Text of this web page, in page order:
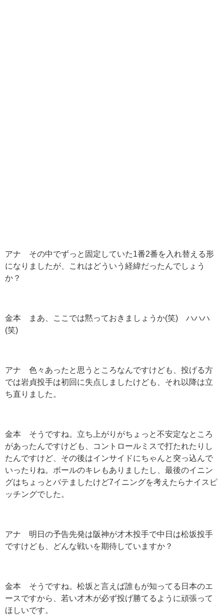
アナ その中でずっと固定していた1番2番を入れ替える形
になりましたが、これはどういう経緯だったんでしょう
か？
金本 まあ、ここでは黙っておきましょうか(笑) ハハハ
(笑)
アナ 色々あったと思うところなんですけども、投げる方
では岩貞投手は初回に失点しましたけども、それ以降は立
ち直りました。
金本 そうですね。立ち上がりがちょっと不安定なところ
があったんですけども、コントロールミスで打たれたりし
たんですけど、その後はインサイドにちゃんと突っ込んで
いったりね。ボールのキレもありましたし、最後のイニン
グはちょっとバテましたけど7イニングを考えたらナイスピ
ッチングでした。
アナ 明日の予告先発は阪神が才木投手で中日は松坂投手
ですけども、どんな戦いを期待していますか？
金本 そうですね。松坂と言えば誰もが知ってる日本のエ
ースですから、若い才木が必ず投げ勝てるように頑張って
ほしいです。